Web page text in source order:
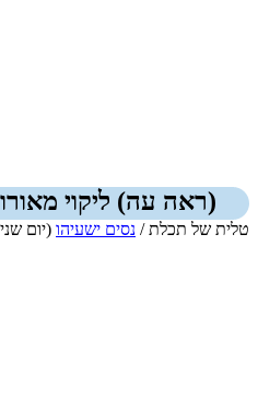
(ראה עה) ליקוי
טלית של תכלת / נסים ישעיהו (יום שני, 17/08/2015 שעה